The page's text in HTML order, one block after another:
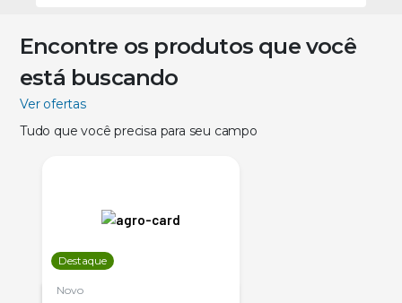
Encontre os produtos que você
está buscando
Ver ofertas
Tudo que você precisa para seu campo
Destaque
Novo